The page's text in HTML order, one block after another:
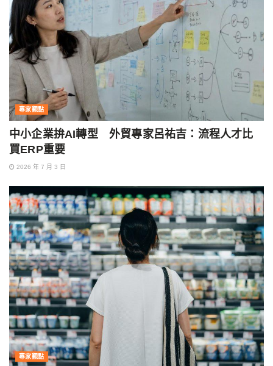
專家觀點
中小企業拚AI轉型 外貿專家呂祐吉：流程人才比
買ERP重要
2026 年 7 月 3 日
專家觀點